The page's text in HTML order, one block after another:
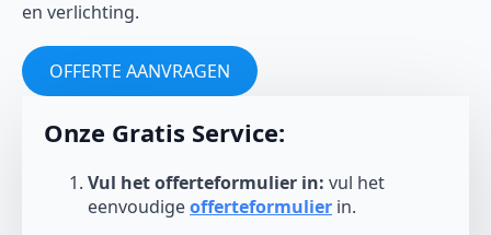
en verlichting.
OFFERTE AANVRAGEN
Onze Gratis Service:
Vul het offerteformulier in: vul het
eenvoudigeofferteformulier in.